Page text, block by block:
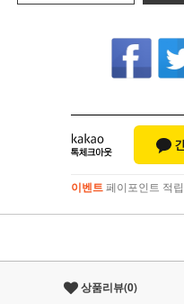
이벤트 페이포인트 적
이벤트페이포인트 적
상품리뷰(0)